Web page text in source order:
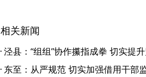
相关新闻
泾县：“组组”协作攥指成拳 切实提
东至：从严规范 切实加强借用干部